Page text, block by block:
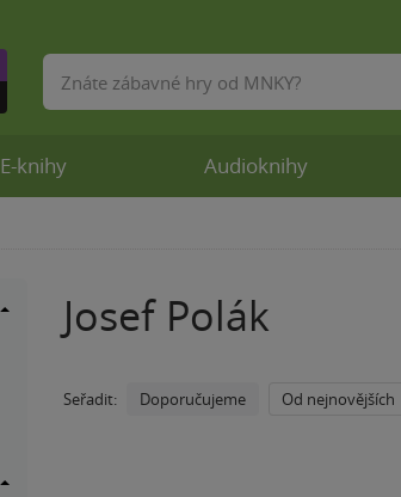
Josef Polák
Seřadit: Doporučujeme Od nejnovějších
E-knihy Audioknihy
Vyhledávání